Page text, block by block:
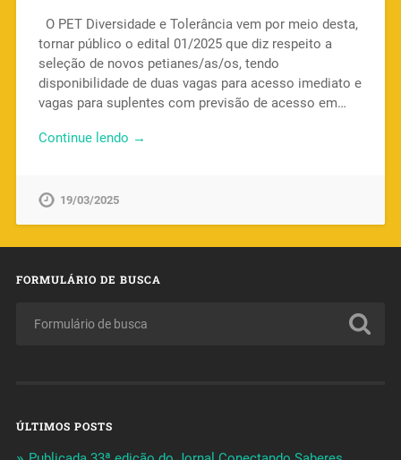
O PET Diversidade e Tolerância vem por meio desta,
tornar público o edital 01/2025 que diz respeito a
seleção de novos petianes/as/os, tendo
disponibilidade de duas vagas para acesso imediato e
vagas para suplentes com previsão de acesso em…
Continue lendo →
19/03/2025
FORMULÁRIO DE BUSCA
ÚLTIMOS POSTS